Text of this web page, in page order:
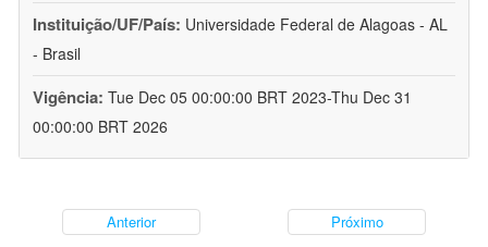
Instituição/UF/País: Universidade Federal de Alagoas - AL
- Brasil
Vigência: Tue Dec 05 00:00:00 BRT 2023-Thu Dec 31
00:00:00 BRT 2026
Anterior Próximo